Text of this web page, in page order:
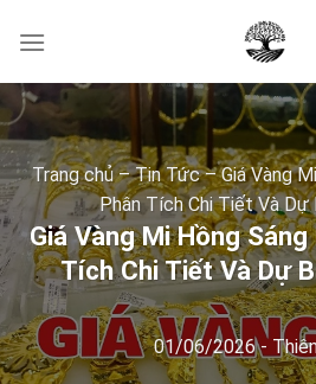
Trang chủ–Tin Tức–Giá Vàng
Phân Tích Chi Tiết Và Dự
Giá Vàng Mi Hồng
Tích Chi Tiết Và Dự
01/06/2026-